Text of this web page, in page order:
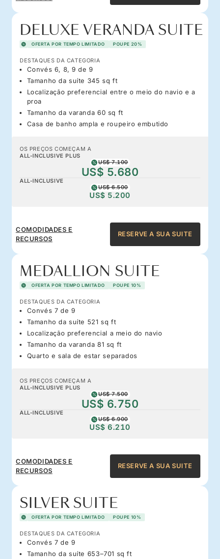
DELUXE VERANDA SUITE
OFERTA POR TEMPO LIMITADO POUPE 20%
DESTAQUES DA CATEGORIA
Convés 6, 8, 9 de 9
Tamanho da suíte 345 sq ft
Localização preferencial entre o meio do navio e a
proa
Tamanho da varanda 60 sq ft
Casa de banho ampla e roupeiro embutido
OS PREÇOS COMEÇAM A
ALL-INCLUSIVE PLUS
US$ 7.100
US$ 5.680
ALL-INCLUSIVE
US$ 6.500
US$ 5.200
COMODIDADES E
RECURSOS
RESERVE A SUA SUITE
MEDALLION SUITE
OFERTA POR TEMPO LIMITADO POUPE 10%
DESTAQUES DA CATEGORIA
Convés 7 de 9
Tamanho da suíte 521 sq ft
Localização preferencial a meio do navio
Tamanho da varanda 81 sq ft
Quarto e sala de estar separados
OS PREÇOS COMEÇAM A
ALL-INCLUSIVE PLUS
US$ 7.500
US$ 6.750
ALL-INCLUSIVE
US$ 6.900
US$ 6.210
COMODIDADES E
RECURSOS
RESERVE A SUA SUITE
SILVER SUITE
OFERTA POR TEMPO LIMITADO POUPE 10%
DESTAQUES DA CATEGORIA
Convés 7 de 9
Tamanho da suíte 653–701 sq ft